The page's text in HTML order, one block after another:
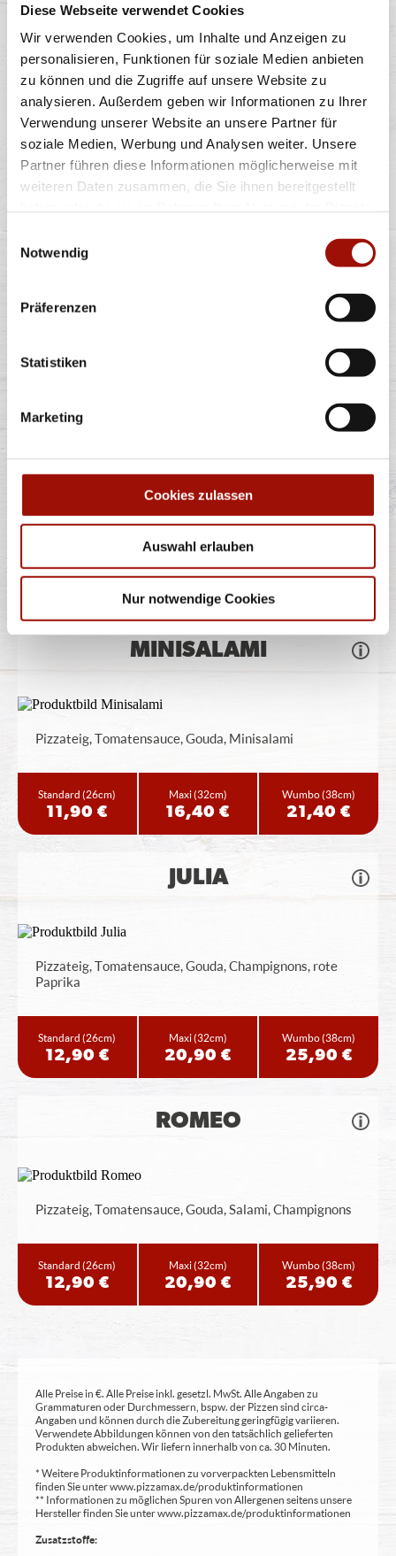
Diese Webseite verwendet Cookies
Wir verwenden Cookies, um Inhalte und Anzeigen zu
personalisieren, Funktionen für soziale Medien anbieten
zu können und die Zugriffe auf unsere Website zu
analysieren. Außerdem geben wir Informationen zu Ihrer
Verwendung unserer Website an unsere Partner für
soziale Medien, Werbung und Analysen weiter. Unsere
Partner führen diese Informationen möglicherweise mit
weiteren Daten zusammen, die Sie ihnen bereitgestellt
Notwendig
Präferenzen
Statistiken
Marketing
Cookies zulassen
Auswahl erlauben
Nur notwendige Cookies
Standard(26cm)
11,90 €
Maxi(32cm)
15,90 €
Wumbo(38cm)
20,90 €
HAWAII
Pizzateig mit Tomatensauce, Gouda, Hinterschinken,
(38cm)
Pizzateig, Tomatensauce, Gouda, Sucuk (türkische
Standard(26cm) Maxi(32cm) Wumbo(38cm)
MINISALAMI
Pizzateig, Tomatensauce, Gouda, Minisalami
Standard(26cm)
11,90 €
Maxi(32cm)
16,40 €
Wumbo(38cm)
21,40 €
JULIA
Pizzateig, Tomatensauce, Gouda, Champignons, rote
Paprika
Standard(26cm)
12,90 €
Maxi(32cm)
20,90 €
Wumbo(38cm)
25,90 €
ROMEO
Pizzateig, Tomatensauce, Gouda, Salami, Champignons
Standard(26cm)
12,90 €
Maxi(32cm)
20,90 €
Wumbo(38cm)
25,90 €
Alle Preise in €. Alle Preise inkl. gesetzl. MwSt. Alle Angaben zu
Grammaturen oder Durchmessern, bspw. der Pizzen sind circa-
Angaben und können durch die Zubereitung geringfügig variieren.
Verwendete Abbildungen können von den tatsächlich gelieferten
Produkten abweichen. Wir liefern innerhalb von ca. 30 Minuten.
* Weitere Produktinformationen zu vorverpackten Lebensmitteln
finden Sie unter www.pizzamax.de/produktinformationen
** Informationen zu möglichen Spuren von Allergenen seitens unsere
Hersteller finden Sie unter www.pizzamax.de/produktinformationen
Zusatzstoffe: